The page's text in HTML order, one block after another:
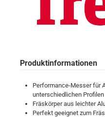
Produktinformationen
Performance-Messer für
unterschiedlichen Profilen
Fräskörper aus leichter
Perfekt geeignet zum